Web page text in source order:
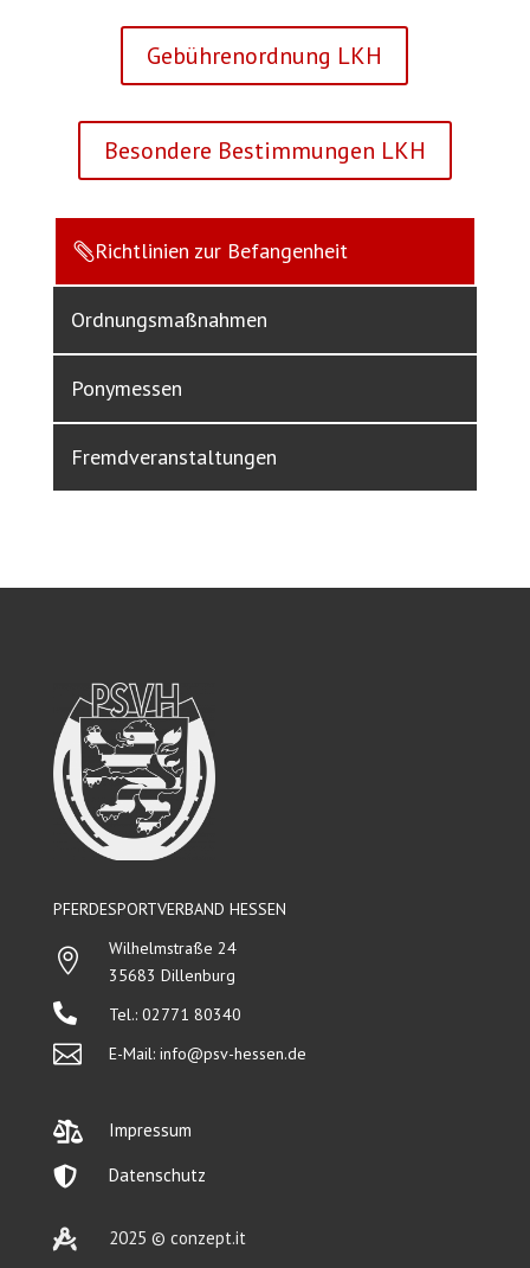
Gebührenordnung LKH
Besondere Bestimmungen LKH
Richtlinien zur Befangenheit
Ordnungsmaßnahmen
Ponymessen
Fremdveranstaltungen
PFERDESPORTVERBAND HESSEN

Wilhelmstraße 24
35683 Dillenburg
 Tel.: 02771 80340
 E-Mail: info@psv-hessen.de
 Impressum
 Datenschutz
 2025 © conzept.it